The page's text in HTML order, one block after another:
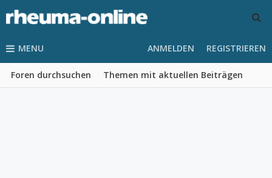
MENU
Foren durchsuchen Themen mit aktuellen Beiträgen
ANMELDEN REGISTRIEREN